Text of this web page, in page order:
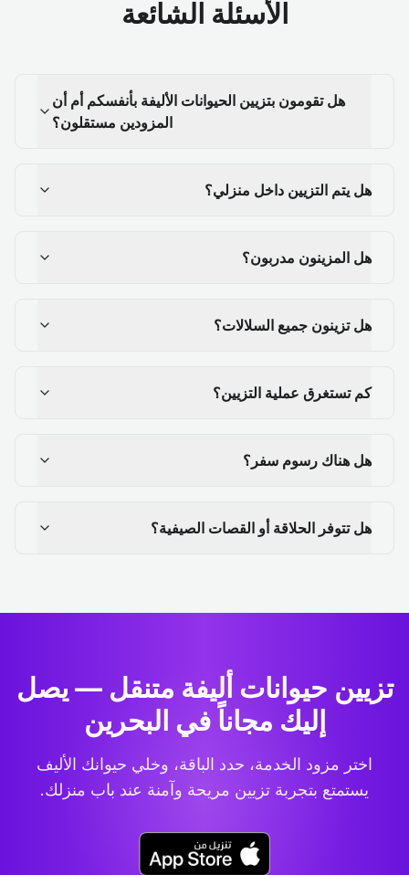
الأسئلة الشائعة
هل تقومون بتزيين الحيوانات الأليفة بأنفسكم أم أن
المزودين مستقلون؟
هل يتم التزيين داخل منزلي؟
هل المزينون مدربون؟
هل تزينون جميع السلالات؟
كم تستغرق عملية التزيين؟
هل هناك رسوم سفر؟
هل تتوفر الحلاقة أو القصات الصيفية؟
تزيين حيوانات أليفة متنقل — يصل
إليك مجاناً في البحرين
اختر مزود الخدمة، حدد الباقة، وخلي حيوانك الأليف
يستمتع بتجربة تزيين مريحة وآمنة عند باب منزلك.